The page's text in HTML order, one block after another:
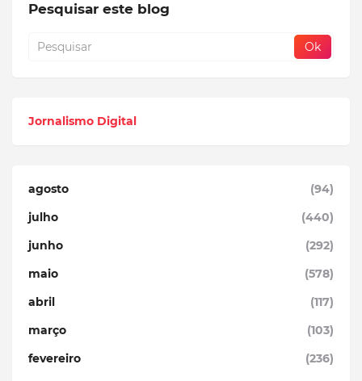
Pesquisar este blog
Jornalismo Digital
agosto
(94)
julho
(440)
junho
(292)
maio
(578)
abril
(117)
março
(103)
fevereiro
(236)